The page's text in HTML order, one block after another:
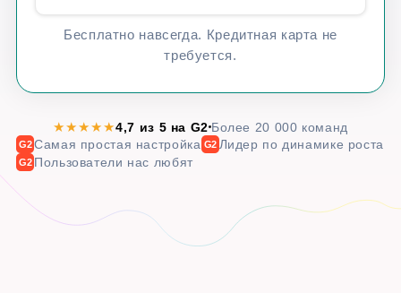
Бесплатно навсегда. Кредитная карта не
требуется.
★★★★★4,7 из 5 на G2 Более 20 000 команд
G2 Самая простая настройка G2 Лидер по динамике роста
G2 Пользователи нас любят